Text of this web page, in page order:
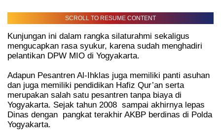
SCROLL TO RESUME CONTENT
Kunjungan ini dalam rangka silaturahmi sekaligus
mengucapkan rasa syukur, karena sudah menghadiri
pelantikan DPW MIO di Yogyakarta.
Adapun Pesantren Al-Ihklas juga memiliki panti asuhan
dan juga memiliki pendidikan Hafiz Qur’an serta
merupakan salah satu pesantren tanpa biaya di
Yogyakarta. Sejak tahun 2008 sampai akhirnya lepas
Dinas dengan pangkat terakhir AKBP berdinas di Polda
Yogyakarta.